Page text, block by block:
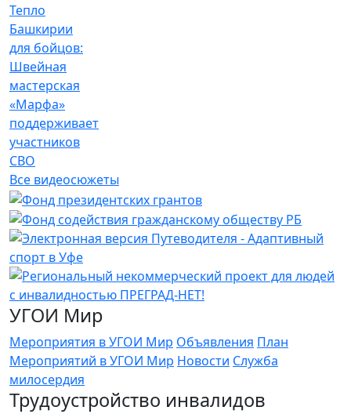
Тепло
Башкирии
для бойцов:
Швейная
мастерская
«Марфа»
поддерживает
участников
СВО
Все видеосюжеты
УГОИ Мир
Мероприятия в УГОИ Мир Объявления План
Мероприятий в УГОИ Мир Новости Служба
милосердия
Трудоустройство инвалидов